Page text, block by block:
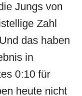
Jungs von
Zahl
das haben
in
0:10 für
heute nicht